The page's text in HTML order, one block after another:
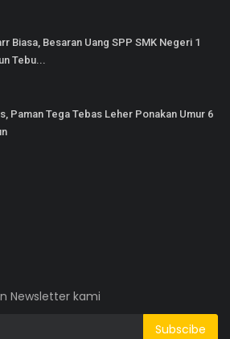
Biasa, Besaran Uang SPP SMK Negeri 1
Tebu...
Paman Tega Tebas Leher Ponakan Umur 6
Newsletter kami
Subscibe